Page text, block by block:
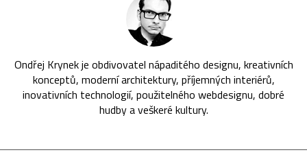
Ondřej Krynek je obdivovatel nápaditého designu, kreativních
konceptů, moderní architektury, příjemných interiérů,
inovativních technologií, použitelného webdesignu, dobré
hudby a veškeré kultury.